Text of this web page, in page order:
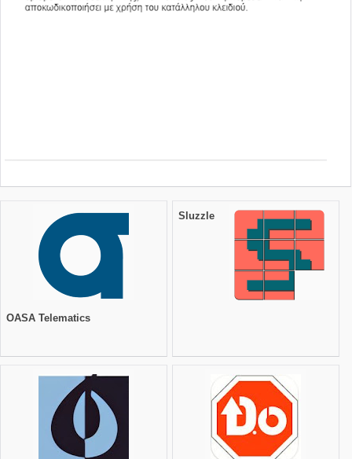
OASA Telematics
Sluzzle